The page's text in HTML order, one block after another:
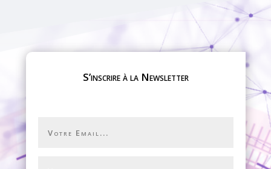
S’inscrire à la Newsletter